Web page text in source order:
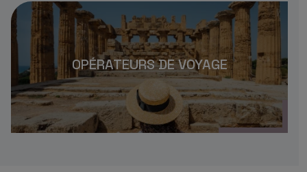
OPÉRATEURS DE VOYAGE